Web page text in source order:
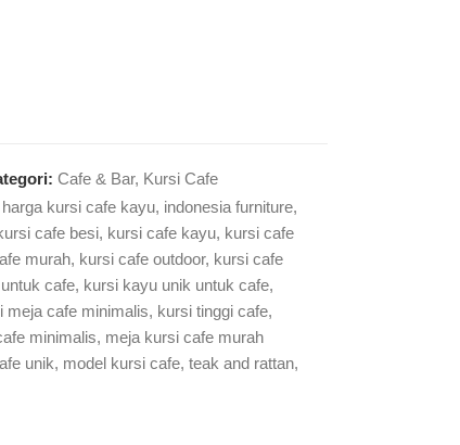
Cafe & Bar, Kursi Cafe
harga kursi cafe kayu, indonesia furniture,
cafe besi, kursi cafe kayu, kursi cafe
murah, kursi cafe outdoor, kursi cafe
cafe, kursi kayu unik untuk cafe,
meja cafe minimalis, kursi tinggi cafe,
minimalis, meja kursi cafe murah
unik, model kursi cafe, teak and rattan,